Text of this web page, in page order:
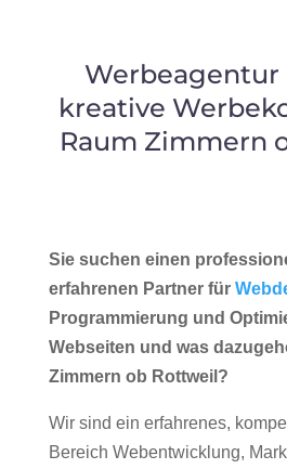
Werbeagentur
kreative
Raum Zimmern
Sie suchen einen
erfahrenen Partner für
Programmierung und
Webseiten und was
Zimmern ob Rottweil?
Wir sind ein erfahrenes,
Bereich Webentwicklung,